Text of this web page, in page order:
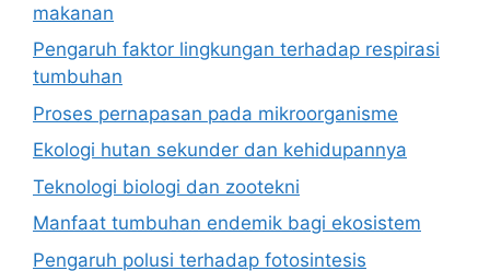
makanan
Pengaruh faktor lingkungan terhadap respirasi
tumbuhan
Proses pernapasan pada mikroorganisme
Ekologi hutan sekunder dan kehidupannya
Teknologi biologi dan zootekni
Manfaat tumbuhan endemik bagi ekosistem
Pengaruh polusi terhadap fotosintesis